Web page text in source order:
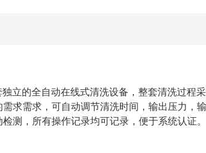
独立的全自动在线式清洗设备，整套清洗过程
求需求，可自动调节清洗时间，输出压力，
测，所有操作记录均可记录，便于系统认证。